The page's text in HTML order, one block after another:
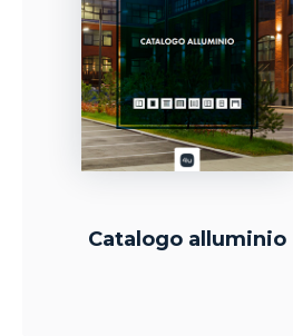
Catalogo alluminio